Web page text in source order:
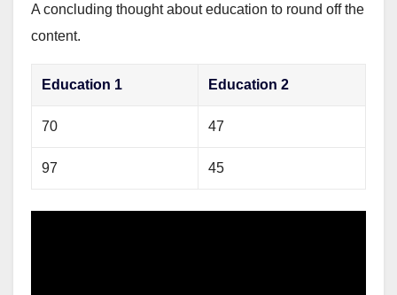
A concluding thought about education to round off the
content.
Education 1 Education 2
70 47
97 45